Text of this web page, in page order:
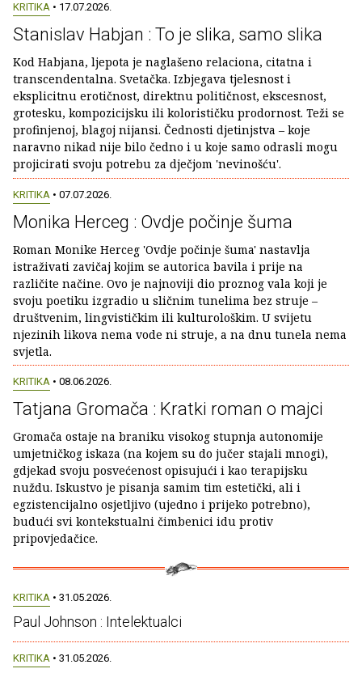
KRITIKA • 17.07.2026.
Stanislav Habjan : To je slika, samo slika
Kod Habjana, ljepota je naglašeno relaciona, citatna i
transcendentalna. Svetačka. Izbjegava tjelesnost i
eksplicitnu erotičnost, direktnu političnost, ekscesnost,
grotesku, kompozicijsku ili kolorističku prodornost. Teži se
profinjenoj, blagoj nijansi. Čednosti djetinjstva – koje
naravno nikad nije bilo čedno i u koje samo odrasli mogu
projicirati svoju potrebu za dječjom 'nevinošću'.
KRITIKA • 07.07.2026.
Monika Herceg : Ovdje počinje šuma
Roman Monike Herceg 'Ovdje počinje šuma' nastavlja
istraživati zavičaj kojim se autorica bavila i prije na
različite načine. Ovo je najnoviji dio proznog vala koji je
svoju poetiku izgradio u sličnim tunelima bez struje –
društvenim, lingvističkim ili kulturološkim. U svijetu
njezinih likova nema vode ni struje, a na dnu tunela nema
svjetla.
KRITIKA • 08.06.2026.
Tatjana Gromača : Kratki roman o majci
Gromača ostaje na braniku visokog stupnja autonomije
umjetničkog iskaza (na kojem su do jučer stajali mnogi),
gdjekad svoju posvećenost opisujući i kao terapijsku
nuždu. Iskustvo je pisanja samim tim estetički, ali i
egzistencijalno osjetljivo (ujedno i prijeko potrebno),
budući svi kontekstualni čimbenici idu protiv
pripovjedačice.
KRITIKA • 31.05.2026.
Paul Johnson : Intelektualci
KRITIKA • 31.05.2026.